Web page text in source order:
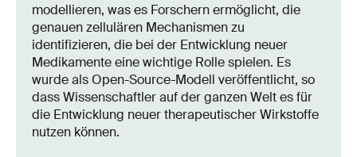
modellieren, was es Forschern ermöglicht, die
genauen zellulären Mechanismen zu
identifizieren, die bei der Entwicklung neuer
Medikamente eine wichtige Rolle spielen. Es
wurde als Open-Source-Modell veröffentlicht, so
dass Wissenschaftler auf der ganzen Welt es für
die Entwicklung neuer therapeutischer Wirkstoffe
nutzen können.